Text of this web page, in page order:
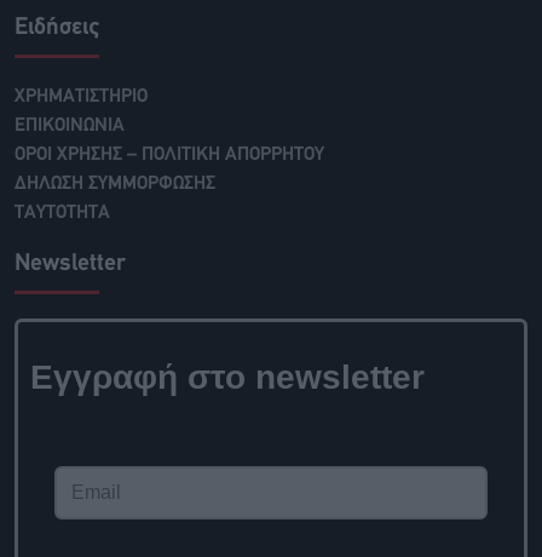
Ειδήσεις
ΧΡΗΜΑΤΙΣΤΗΡΙΟ
ΕΠΙΚΟΙΝΩΝΙΑ
ΟΡΟΙ ΧΡΗΣΗΣ – ΠΟΛΙΤΙΚΗ ΑΠΟΡΡΗΤΟΥ
ΔΗΛΩΣΗ ΣΥΜΜΟΡΦΩΣΗΣ
ΤΑΥΤΟΤΗΤΑ
Newsletter
Εγγραφή στο newsletter